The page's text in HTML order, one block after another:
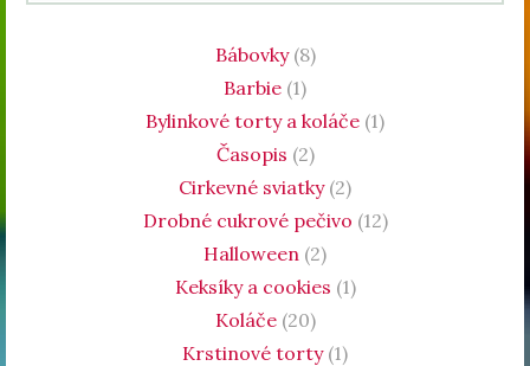
Bábovky(8)
Barbie (1)
Bylinkové torty a koláče (1)
Časopis (2)
Cirkevné sviatky(2)
Drobné cukrové pečivo (12)
Halloween (2)
Keksíky a cookies (1)
Koláče(20)
Krstinové torty(1)